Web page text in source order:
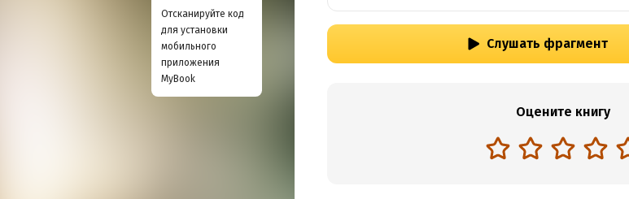
Отсканируйте код
для установки
мобильного
приложения
MyBook
Слушать фрагмент
Оцените книгу